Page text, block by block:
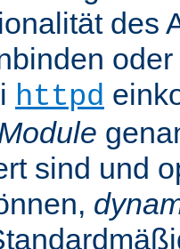
des
httpd
sind und